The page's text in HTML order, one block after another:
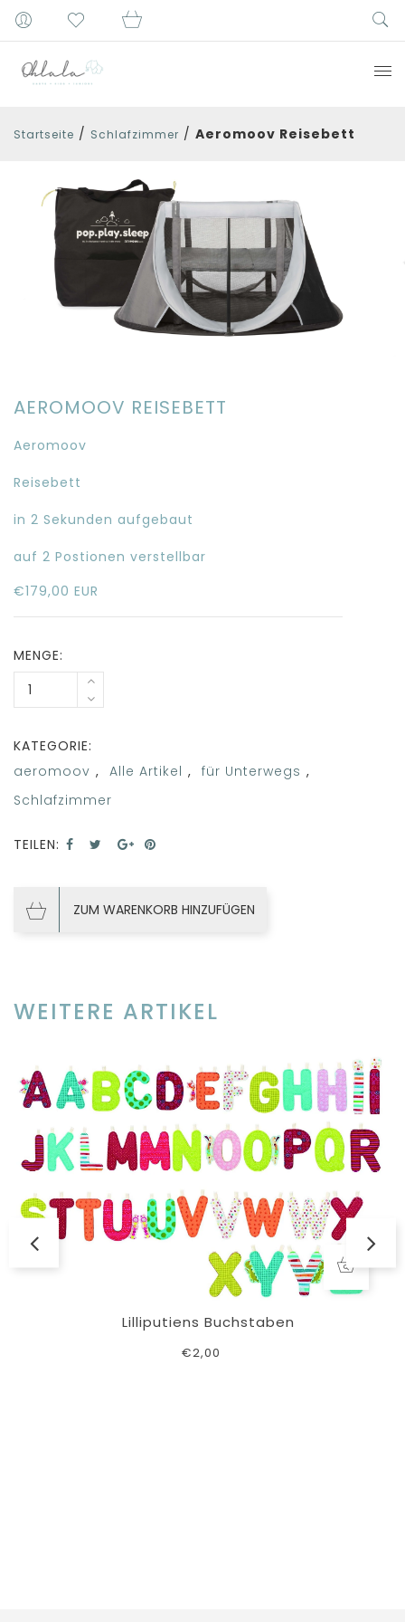
Startseite / Schlafzimmer / Aeromoov Reisebett
AEROMOOV REISEBETT
Aeromoov
Reisebett
in 2 Sekunden aufgebaut
auf 2 Postionen verstellbar
€179,00 EUR
MENGE:
KATEGORIE:
aeromoov , Alle Artikel , für Unterwegs ,
Schlafzimmer
TEILEN:
ZUM WARENKORB HINZUFÜGEN
WEITERE ARTIKEL
Lilliputiens Buchstaben
€2,00